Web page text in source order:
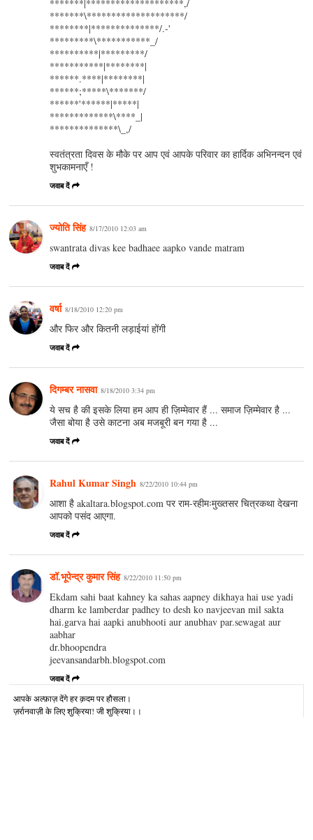
*******|********************,/
*******\********************/
********|**************/.-'
*********\***********_/
**********|*********/
***********|********|
******.****|********|
******;*****\*******/
******'******|*****|
*************\****_|
**************\_,/
स्वतंत्रता दिवस के मौके पर आप एवं आपके परिवार का हार्दिक अभिनन्दन एवं
शुभकामनाएँ !
जवाब दें
ज्योति सिंह 8/17/2010 12:03 am
swantrata divas kee badhaee aapko vande matram
जवाब दें
वर्षा 8/18/2010 12:20 pm
और फिर और कितनी लड़ाईयां होंगी
जवाब दें
दिगम्बर नासवा 8/18/2010 3:34 pm
ये सच है की इसके लिया हम आप ही ज़िम्मेवार हैं ... समाज ज़िम्मेवार है ...
जैसा बोया है उसे काटना अब मजबूरी बन गया है ...
जवाब दें
Rahul Kumar Singh 8/22/2010 10:44 pm
आशा है akaltara.blogspot.com पर राम-रहीमःमुख्‍तसर चित्रकथा देखना
आपको पसंद आएगा.
जवाब दें
डॉ.भूपेन्द्र कुमार सिंह 8/22/2010 11:50 pm
Ekdam sahi baat kahney ka sahas aapney dikhaya hai use yadi
dharm ke lamberdar padhey to desh ko navjeevan mil sakta
hai.garva hai aapki anubhooti aur anubhav par.sewagat aur
aabhar
dr.bhoopendra
jeevansandarbh.blogspot.com
जवाब दें
आपके अल्‍फ़ाज़ देंगे हर क़दम पर हौसला।
ज़र्रानवाज़ी के लिए शुक्रिया! जी शुक्रिया।।